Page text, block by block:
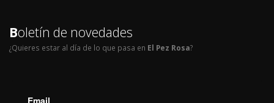
Boletín de novedades
¿Quieres estar al día de lo que pasa en El Pez Rosa?